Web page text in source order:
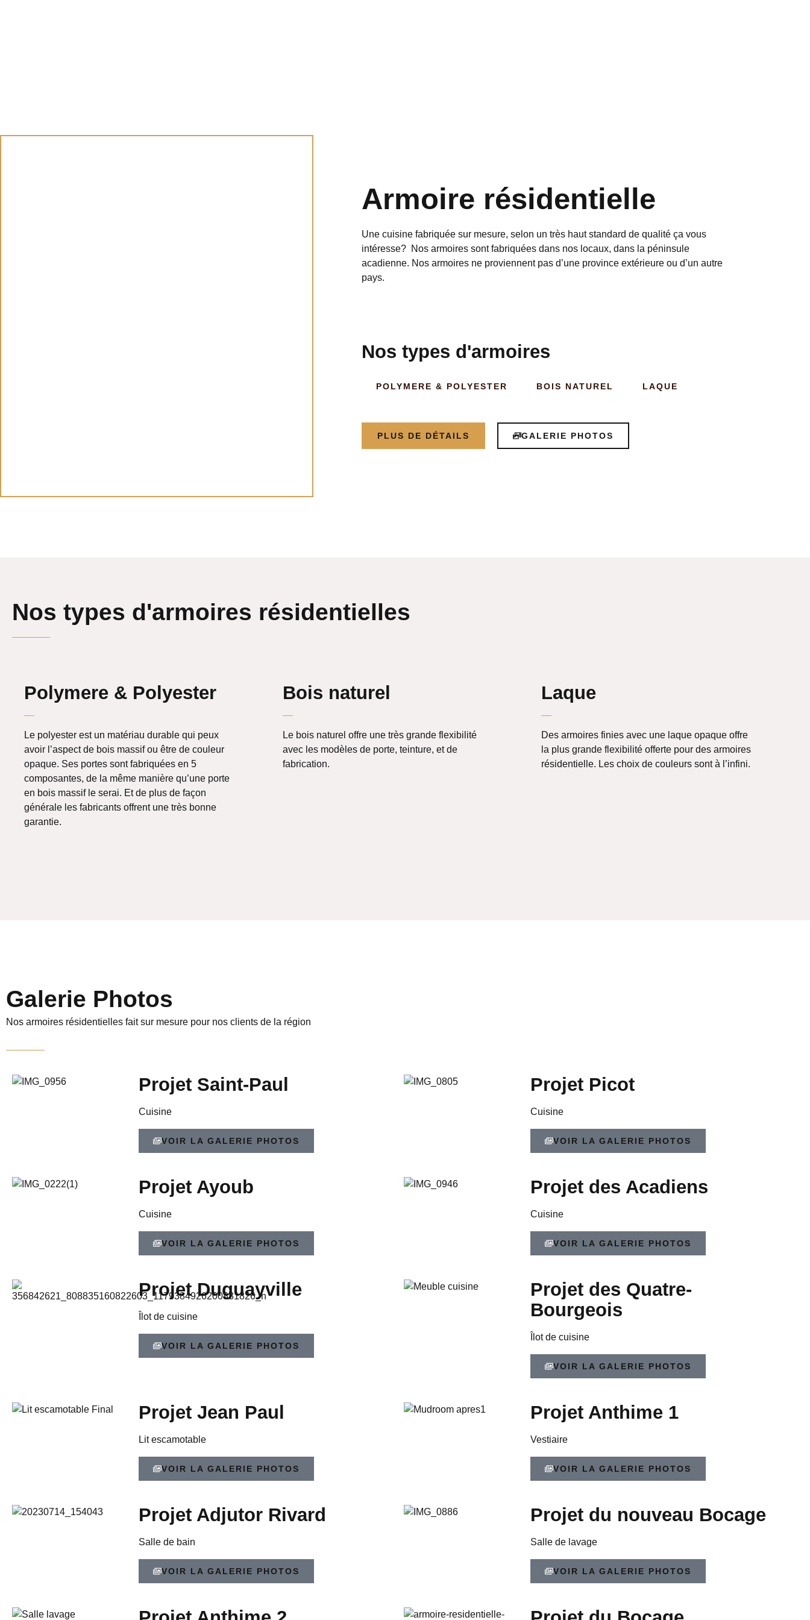
Armoire résidentielle
Une cuisine fabriquée sur mesure, selon un très haut standard de qualité ça vous
intéresse? Nos armoires sont fabriquées dans nos locaux, dans la péninsule
acadienne. Nos armoires ne proviennent pas d’une province extérieure ou d’un autre
pays.
Nos types d'armoires
POLYMERE & POLYESTER BOIS NATUREL LAQUE
PLUS DE DÉTAILS GALERIE PHOTOS
Nos types d'armoires résidentielles
Polymere & Polyester
Le polyester est un matériau durable qui peux
avoir l’aspect de bois massif ou être de couleur
opaque. Ses portes sont fabriquées en 5
composantes, de la même manière qu’une porte
en bois massif le serai. Et de plus de façon
générale les fabricants offrent une très bonne
garantie.
Bois naturel
Le bois naturel offre une très grande flexibilité
avec les modèles de porte, teinture, et de
fabrication.
Laque
Des armoires finies avec une laque opaque offre
la plus grande flexibilité offerte pour des armoires
résidentielle. Les choix de couleurs sont à l’infini.
Galerie Photos
Nos armoires résidentielles fait sur mesure pour nos clients de la région
Projet Saint-Paul
Cuisine
VOIR LA GALERIE PHOTOS
Projet Picot
Cuisine
VOIR LA GALERIE PHOTOS
Projet Ayoub
Cuisine
VOIR LA GALERIE PHOTOS
Projet des Acadiens
Cuisine
VOIR LA GALERIE PHOTOS
Projet Duguayville
Îlot de cuisine
VOIR LA GALERIE PHOTOS
Projet des Quatre-
Bourgeois
Îlot de cuisine
VOIR LA GALERIE PHOTOS
Projet Jean Paul
Lit escamotable
VOIR LA GALERIE PHOTOS
Projet Anthime 1
Vestiaire
VOIR LA GALERIE PHOTOS
Projet Adjutor Rivard
Salle de bain
VOIR LA GALERIE PHOTOS
Projet du nouveau Bocage
Salle de lavage
VOIR LA GALERIE PHOTOS